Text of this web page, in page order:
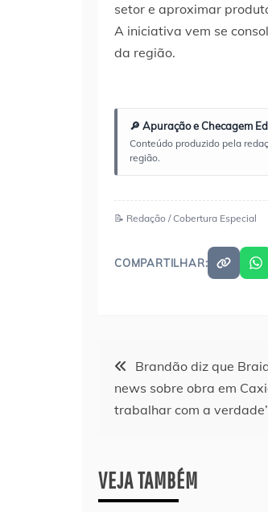
setor e aproximar
A iniciativa vem se
da região.
🔎 Apuração e Checagem
Conteúdo produzido pela
região.
📝 Redação / Cobertura Especial
COMPARTILHAR:
Navegação
de
Brandão diz que
news sobre obra em
trabalhar com a
VEJA TAMBÉM